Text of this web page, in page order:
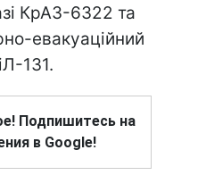
КрАЗ-6322 та
евакуаційний
131.
Подпишитесь на
в Google!